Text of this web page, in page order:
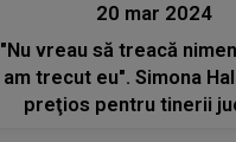
20 mar 2024
"Nu vreau să treacă
am trecut eu". Simona
preţios pentru tinerii